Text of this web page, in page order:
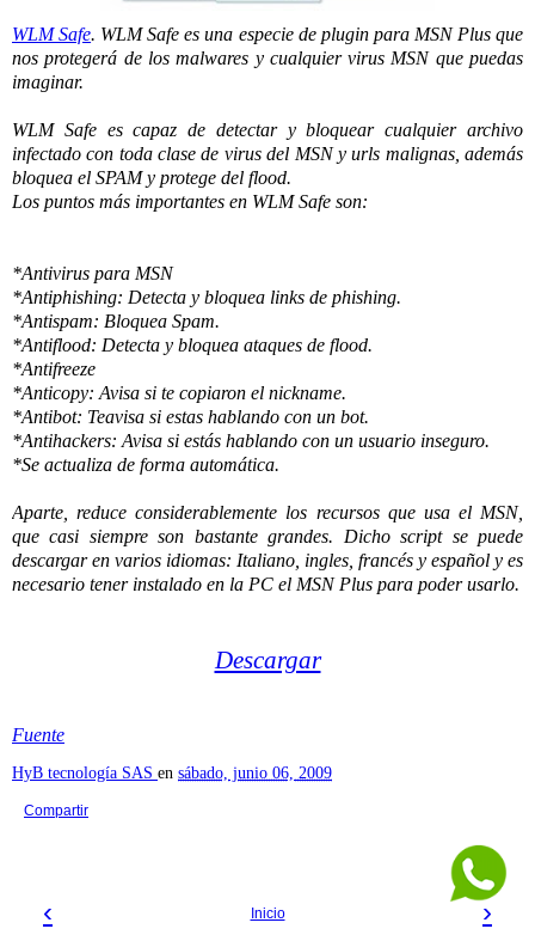
WLM Safe. WLM Safe es una especie de plugin para MSN Plus que
nos protegerá de los malwares y cualquier virus MSN que puedas
imaginar.
WLM Safe es capaz de detectar y bloquear cualquier archivo
infectado con toda clase de virus del MSN y urls malignas, además
bloquea el SPAM y protege del flood.
Los puntos más importantes en WLM Safe son:
*Antivirus para MSN
*Antiphishing: Detecta y bloquea links de phishing.
*Antispam: Bloquea Spam.
*Antiflood: Detecta y bloquea ataques de flood.
*Antifreeze
*Anticopy: Avisa si te copiaron el nickname.
*Antibot: Teavisa si estas hablando con un bot.
*Antihackers: Avisa si estás hablando con un usuario inseguro.
*Se actualiza de forma automática.
Aparte, reduce considerablemente los recursos que usa el MSN,
que casi siempre son bastante grandes. Dicho script se puede
descargar en varios idiomas: Italiano, ingles, francés y español y es
necesario tener instalado en la PC el MSN Plus para poder usarlo.
Descargar
Fuente
HyB tecnología SAS en sábado, junio 06, 2009
Compartir
‹ ›
Inicio